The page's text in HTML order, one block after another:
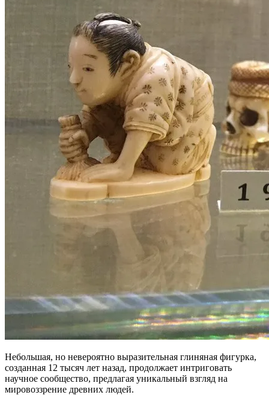
Небольшая, но невероятно выразительная глиняная фигурка,
созданная 12 тысяч лет назад, продолжает интриговать
научное сообщество, предлагая уникальный взгляд на
мировоззрение древних людей.